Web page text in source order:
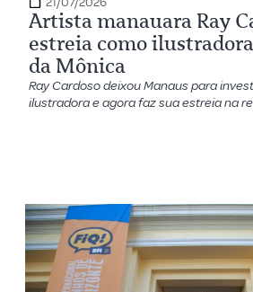
Artista manauara Ray
estreia como
da Mônica
Ray Cardoso deixou Manaus para
ilustradora e agora faz sua estreia na